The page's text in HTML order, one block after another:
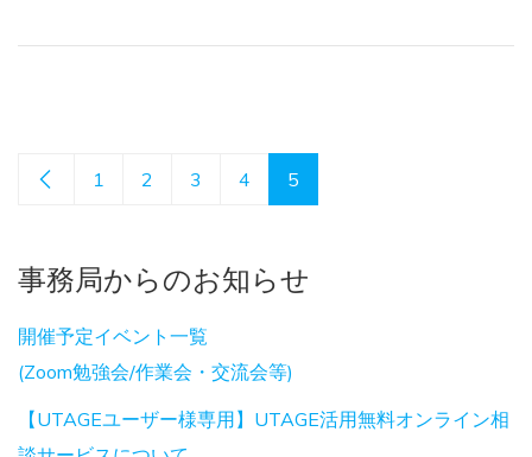
1 2 3 4 5
事務局からのお知らせ
開催予定イベント一覧
(Zoom勉強会/作業会・交流会等)
【UTAGEユーザー様専用】UTAGE活用無料オンライン相